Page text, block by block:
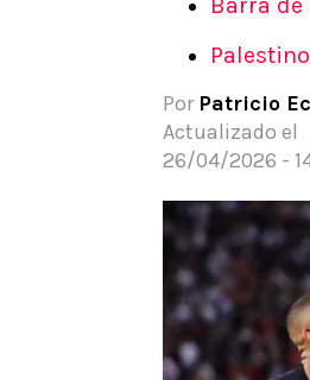
Pronósticos
Apuestas Mundial 2026
Por Patricio
Actualizado el
26/04/2026 -